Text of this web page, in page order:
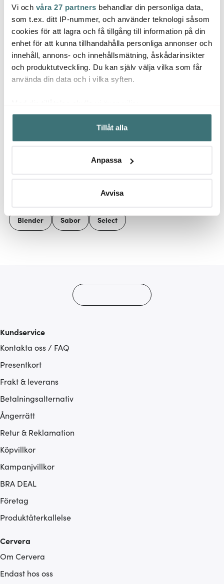
Vi och våra 27 partners behandlar din personliga data,
som t.ex. ditt IP-nummer, och använder teknologi såsom
cookies för att lagra och få tillgång till information på din
enhet för att kunna tillhandahålla personliga annonser och
innehåll, annons- och innehållsmätning, åskådarinsikter
och produktutveckling. Du kan själv välja vilka som får
använda din data och i vilka syften.
Samla in information om din geografiska plats som
kan ha en noggrannhet på upp till flera meter
Identifiera din enhet genom att aktivt skanna den för
Ta reda på mer om hur dina personliga uppgifter
Du kan ändra eller dra tillbaka ditt samtycke när som
Vi använder cookies för att innehållet och annonserna
Tillåt alla
Anpassa
Avvisa
Sabor
Home Grythandske 2-
pack Grå/Svart
199 kr 399 kr
I lager
Sabor
Ultimate Airfryer 5 L
Svart
1249 kr 2499 kr
I lager
161 kr
Låt dig inspireras av våra kunder
Blender Sabor Select
Kundservice
Kontakta oss / FAQ
Presentkort
Frakt & leverans
Betalningsalternativ
Ångerrätt
Retur & Reklamation
Köpvillkor
Kampanjvillkor
BRA DEAL
Företag
Produktåterkallelse
Cervera
Om Cervera
Endast hos oss